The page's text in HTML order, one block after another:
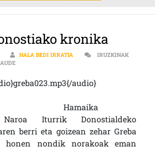
kronika
HALA BEDI IRRATIA
IRUZKINAK
GREBA: DONOSTIAKO KRONIKA SARRERAN
audio}
Hamaika
Naroa Iturrik Donostialdeko
berri eta goizean zehar Greba
honen nondik norakoak eman